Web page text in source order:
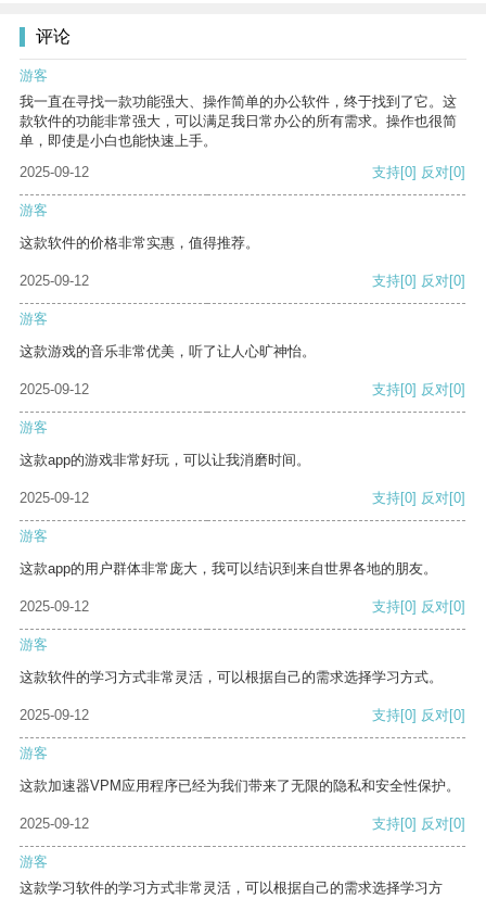
评论
游客
我一直在寻找一款功能强大、操作简单的办公软件，终于找到了它。这
款软件的功能非常强大，可以满足我日常办公的所有需求。操作也很简
单，即使是小白也能快速上手。
2025-09-12
支持[0] 反对[0]
游客
这款软件的价格非常实惠，值得推荐。
2025-09-12 支持[0] 反对[0]
游客
这款游戏的音乐非常优美，听了让人心旷神怡。
2025-09-12 支持[0] 反对[0]
游客
这款app的游戏非常好玩，可以让我消磨时间。
2025-09-12 支持[0] 反对[0]
游客
这款app的用户群体非常庞大，我可以结识到来自世界各地的朋友。
2025-09-12 支持[0] 反对[0]
游客
这款软件的学习方式非常灵活，可以根据自己的需求选择学习方式。
2025-09-12 支持[0] 反对[0]
游客
这款加速器VPM应用程序已经为我们带来了无限的隐私和安全性保护。
2025-09-12 支持[0] 反对[0]
游客
这款学习软件的学习方式非常灵活，可以根据自己的需求选择学习方